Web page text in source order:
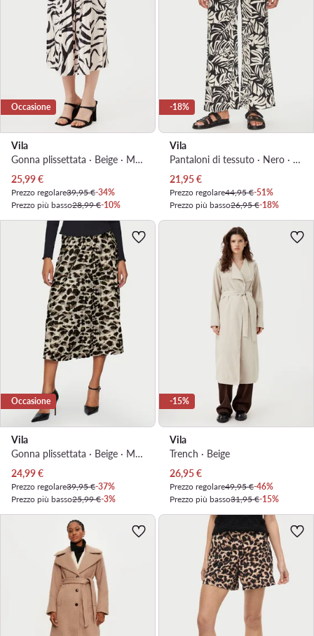
Occasione
Vila
Gonna plissettata · Beige · Midi
Prezzo attuale
25,99€
Prezzo regolare39,95 €-34%
Prezzo più basso28,99 €-10%
-18%
Vila
Pantaloni di tessuto · Nero · Regular Fit
Prezzo attuale
21,95€
Prezzo regolare44,95 €-51%
Prezzo più basso26,95 €-18%
Occasione
Vila
Gonna plissettata · Beige · Midi
Prezzo attuale
24,99€
Prezzo regolare39,95 €-37%
Prezzo più basso25,99 €-3%
-15%
Vila
Trench · Beige
Prezzo attuale
26,95€
Prezzo regolare49,95 €-46%
Prezzo più basso31,95 €-15%